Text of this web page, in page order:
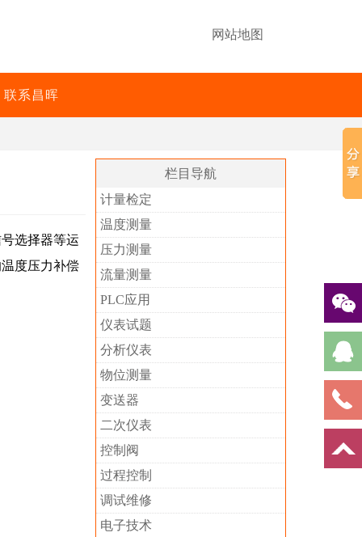
网站地图
联系昌晖
选择器等运
度压力补偿
栏目导航
计量检定
温度测量
压力测量
流量测量
PLC应用
仪表试题
分析仪表
物位测量
变送器
二次仪表
控制阀
过程控制
调试维修
电子技术